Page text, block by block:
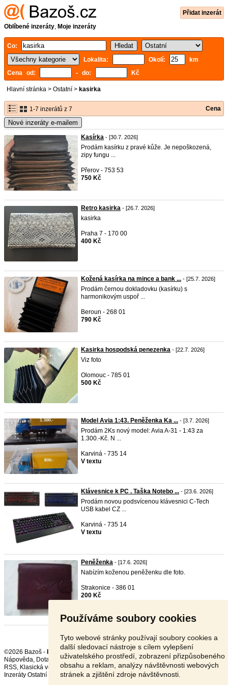
Používáme soubory cookies
Tyto webové stránky používají soubory cookies a
další sledovací nástroje s cílem vylepšení
uživatelského prostředí, zobrazení přizpůsobeného
obsahu a reklam, analýzy návštěvnosti webových
stránek a zjištění zdroje návštěvnosti.
Přidat inzerát
Oblíbené inzeráty, Moje inzeráty
Co:
Lokalita:
Okolí:
km
Cena od:
- do: Kč
Hlavní stránka > Ostatní > kasirka
1-7 inzerátů z 7 Cena
Nové inzeráty e-mailem
Kasírka - [30.7. 2026]
Prodám kasírku z pravé kůže. Je nepoškozená,
zipy fungu ...
Přerov - 753 53
750 Kč
Retro kasirka - [26.7. 2026]
kasirka
Praha 7 - 170 00
400 Kč
Kožená kasírka na mince a bank ... - [25.7. 2026]
Prodám černou dokladovku (kasírku) s
harmonikovým uspoř ...
Beroun - 268 01
790 Kč
Kasirka hospodská penezenka - [22.7. 2026]
Viz foto
Olomouc - 785 01
500 Kč
Model Avia 1:43. Peněženka Ka ... - [3.7. 2026]
Prodám 2Ks nový model: Avia A-31 - 1:43 za
1.300.-Kč. N ...
Karviná - 735 14
V textu
Klávesnice k PC . Taška Notebo ... - [23.6. 2026]
Prodám novou podsvícenou klávesnici C-Tech
USB kabel CZ ...
Karviná - 735 14
V textu
Peněženka - [17.6. 2026]
Nabízím koženou peněženku dle foto.
Strakonice - 386 01
200 Kč
©2026 Bazoš -
Inzerce, Bazar
Nápověda, Dotazy Hodnocení,Kontakt,Reklama,Podmínky Ochrana údajů,
RSS,
Inzeráty Ostatní celkem:149910, za 24 hodin:3280